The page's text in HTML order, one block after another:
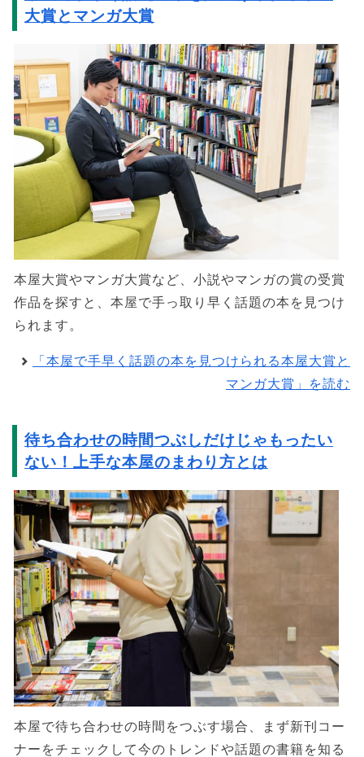
大賞とマンガ大賞
本屋大賞やマンガ大賞など、小説やマンガの賞の受賞
作品を探すと、本屋で手っ取り早く話題の本を見つけ
られます。
「本屋で手早く話題の本を見つけられる本屋大賞と
マンガ大賞」を読む
待ち合わせの時間つぶしだけじゃもったい
ない！上手な本屋のまわり方とは
本屋で待ち合わせの時間をつぶす場合、まず新刊コー
ナーをチェックして今のトレンドや話題の書籍を知る